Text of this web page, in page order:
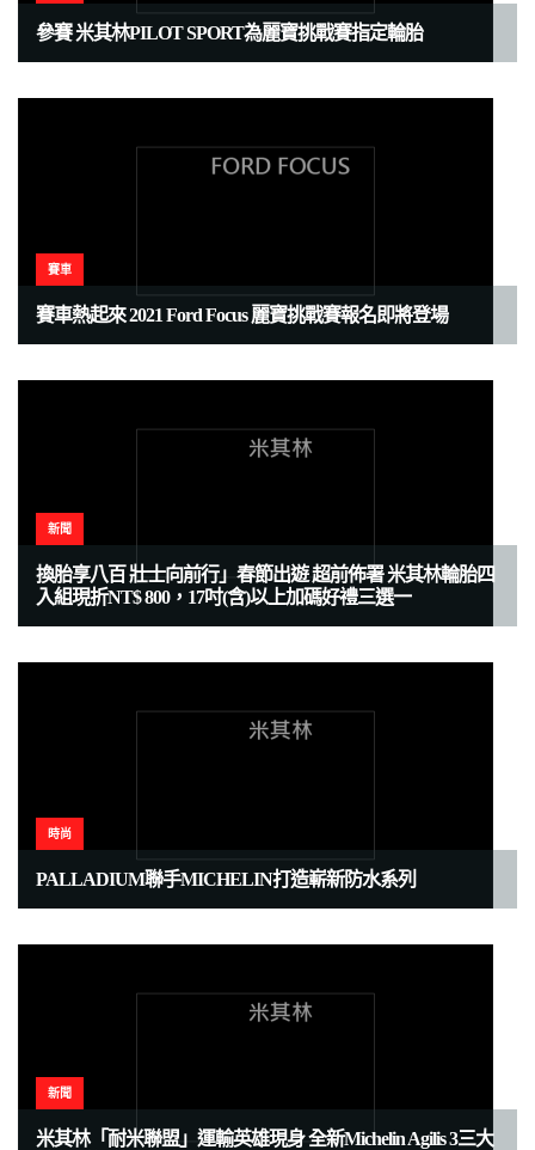
參賽 米其林PILOT SPORT為麗寶挑戰賽指定輪胎
賽車
賽車熱起來 2021 Ford Focus 麗寶挑戰賽報名即將登場
新聞
換胎享八百 壯士向前行」春節出遊 超前佈署 米其林輪胎四
入組現折NT$ 800，17吋(含)以上加碼好禮三選一
時尚
PALLADIUM聯手MICHELIN打造嶄新防水系列
新聞
米其林「耐米聯盟」運輸英雄現身 全新Michelin Agilis 3三大